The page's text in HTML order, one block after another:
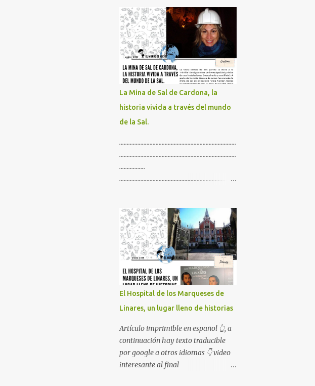
La Mina de Sal de Cardona, la
historia vivida a través del mundo
de la Sal.
.............................................................................
.............................................................................
.................
.............................................................................
español 👆, a continuación hay texto
traducible por google a otros
idiomas 👇 video interesante al final
😉
El Hospital de los Marqueses de
Linares, un lugar lleno de historias
Artículo imprimible en español 👆, a
continuación hay texto traducible
por google a otros idiomas 👇 video
interesante al final